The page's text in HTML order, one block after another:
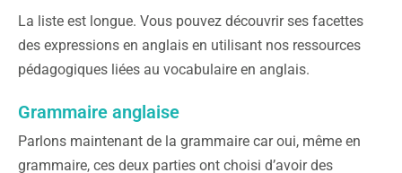
La liste est longue. Vous pouvez découvrir ses facettes
des expressions en anglais en utilisant nos ressources
pédagogiques liées au vocabulaire en anglais.
Grammaire anglaise
Parlons maintenant de la grammaire car oui, même en
grammaire, ces deux parties ont choisi d’avoir des